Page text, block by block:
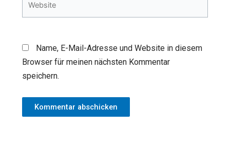
Name, E-Mail-Adresse und Website in diesem
Browser für meinen nächsten Kommentar
speichern.